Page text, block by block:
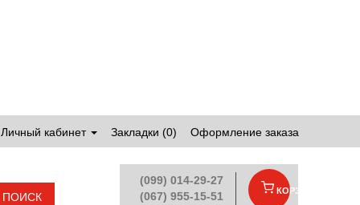
Личный кабинет Закладки (0) Оформление заказа
ПОИСК
(099) 014-29-27
(067) 955-15-51
КОРЗИНА